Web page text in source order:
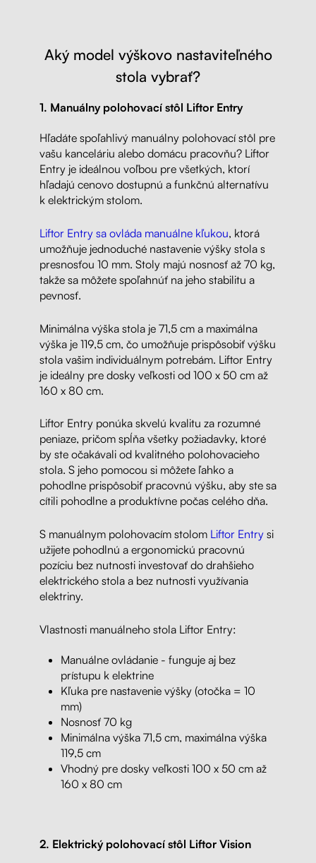
Aký model výškovo nastaviteľného
stola vybrať?
1. Manuálny polohovací stôl Liftor Entry
Hľadáte spoľahlivý manuálny polohovací stôl pre
vašu kanceláriu alebo domácu pracovňu? Liftor
Entry je ideálnou voľbou pre všetkých, ktorí
hľadajú cenovo dostupnú a funkčnú alternatívu
k elektrickým stolom.
Liftor Entry sa ovláda manuálne kľukou, ktorá
umožňuje jednoduché nastavenie výšky stola s
presnosťou 10 mm. Stoly majú nosnosť až 70 kg,
takže sa môžete spoľahnúť na jeho stabilitu a
pevnosť.
Minimálna výška stola je 71,5 cm a maximálna
výška je 119,5 cm, čo umožňuje prispôsobiť výšku
stola vašim individuálnym potrebám. Liftor Entry
je ideálny pre dosky veľkosti od 100 x 50 cm až
160 x 80 cm.
Liftor Entry ponúka skvelú kvalitu za rozumné
peniaze, pričom spĺňa všetky požiadavky, ktoré
by ste očakávali od kvalitného polohovacieho
stola. S jeho pomocou si môžete ľahko a
pohodlne prispôsobiť pracovnú výšku, aby ste sa
cítili pohodlne a produktívne počas celého dňa.
S manuálnym polohovacím stolom Liftor Entry si
užijete pohodlnú a ergonomickú pracovnú
pozíciu bez nutnosti investovať do drahšieho
elektrického stola a bez nutnosti využívania
elektriny.
Vlastnosti manuálneho stola Liftor Entry:
Manuálne ovládanie - funguje aj bez
prístupu k elektrine
Kľuka pre nastavenie výšky (otočka = 10
mm)
Nosnosť 70 kg
Minimálna výška 71,5 cm, maximálna výška
119,5 cm
Vhodný pre dosky veľkosti 100 x 50 cm až
160 x 80 cm
2. Elektrický polohovací stôl Liftor Vision